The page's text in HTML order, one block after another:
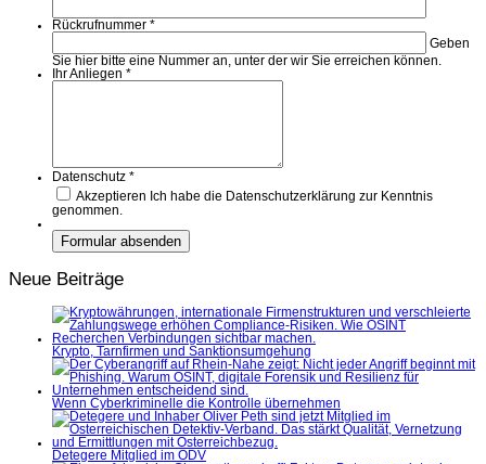
Rückrufnummer *
Geben
Sie hier bitte eine Nummer an, unter der wir Sie erreichen können.
Ihr Anliegen *
Datenschutz *
Akzeptieren Ich habe die Datenschutzerklärung zur Kenntnis
genommen.
Neue Beiträge
Krypto, Tarnfirmen und Sanktionsumgehung
Wenn Cyberkriminelle die Kontrolle übernehmen
Detegere Mitglied im ÖDV